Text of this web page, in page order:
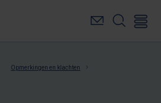
Opmerkingen en klachten